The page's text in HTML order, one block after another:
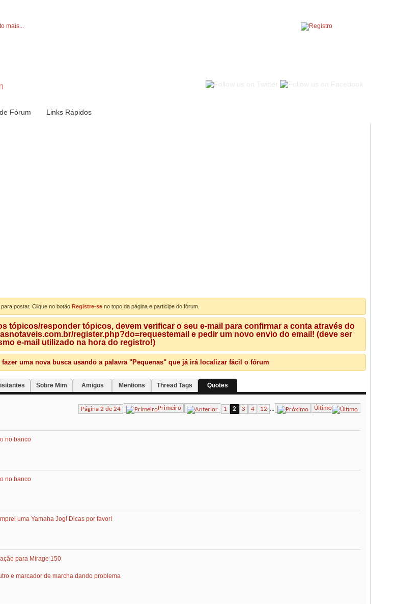
Fórum Links Rápidos
postar. Clique no botão Registre-se no topo da página e participe do fórum.
tópicos/responder tópicos, devem verificar o seu e-mail para confirmar a conta através do
register.php?do=requestemail e pedir um novo envio do email! (deve ser
e-mail utilizado na hora do registro!)
fazer uma nova busca usando a palavra "Pequenas" que já irá localizar fácil o fórum
Sobre Mim Amigos Mentions Thread Tags Quotes
Página 2 de 24 Primeiro 1 2 3 4 12 ... Último
no banco
no banco
uma Yamaha Jog! Dicas por favor!
para Mirage 150
e marcador de marcha dando problema